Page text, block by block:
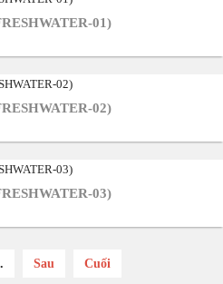
01)
02)
03)
Sau Cuối